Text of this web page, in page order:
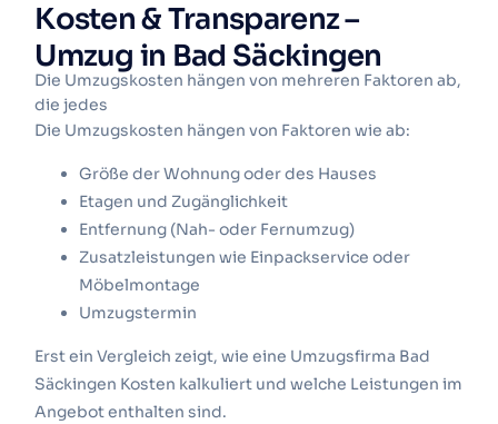
Kosten & Transparenz –
Umzug in Bad Säckingen
Die Umzugskosten hängen von mehreren Faktoren ab,
die jedes
Die Umzugskosten hängen von Faktoren wie ab:
Größe der Wohnung oder des Hauses
Etagen und Zugänglichkeit
Entfernung (Nah- oder Fernumzug)
Zusatzleistungen wie Einpackservice oder
Möbelmontage
Umzugstermin
Erst ein Vergleich zeigt, wie eine Umzugsfirma Bad
Säckingen Kosten kalkuliert und welche Leistungen im
Angebot enthalten sind.